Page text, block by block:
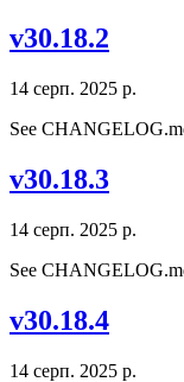
v30.18.2
14 серп. 2025 р.
See
v30.18.3
14 серп. 2025 р.
See
v30.18.4
14 серп. 2025 р.